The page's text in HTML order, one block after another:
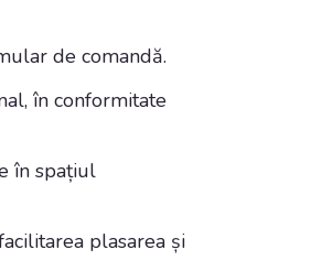
de comandă.
în conformitate
în spațiul
plasarea și